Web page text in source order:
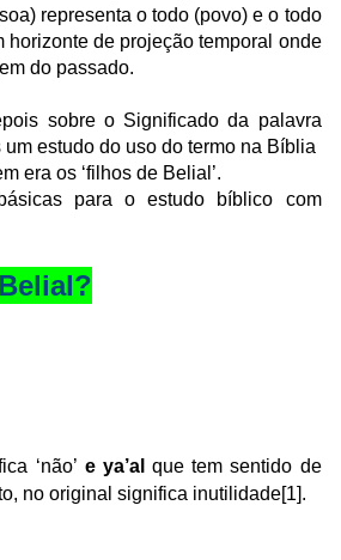
representa o todo (povo) e o todo
horizonte de projeção temporal onde
do passado.
sobre o Significado da palavra
estudo do uso do termo na Bíblia
era os ‘filhos de Belial’.
para o estudo bíblico com
‘não’ e ya’al que tem sentido de
no original significa inutilidade[1].